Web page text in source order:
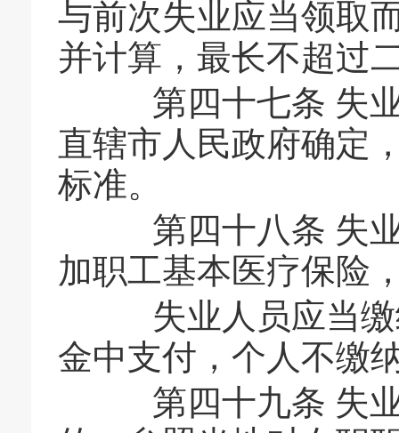
与前次失业应当领取
并计算，最长不超过
第四十七条 失业
直辖市人民政府确定
标准。
第四十八条 失业
加职工基本医疗保险
失业人员应当缴
金中支付，个人不缴
第四十九条 失业